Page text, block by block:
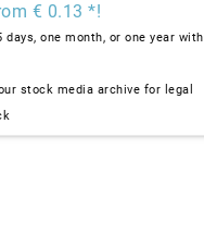
€ 0.13 *!
days, one month, or one year with
stock media archive for legal